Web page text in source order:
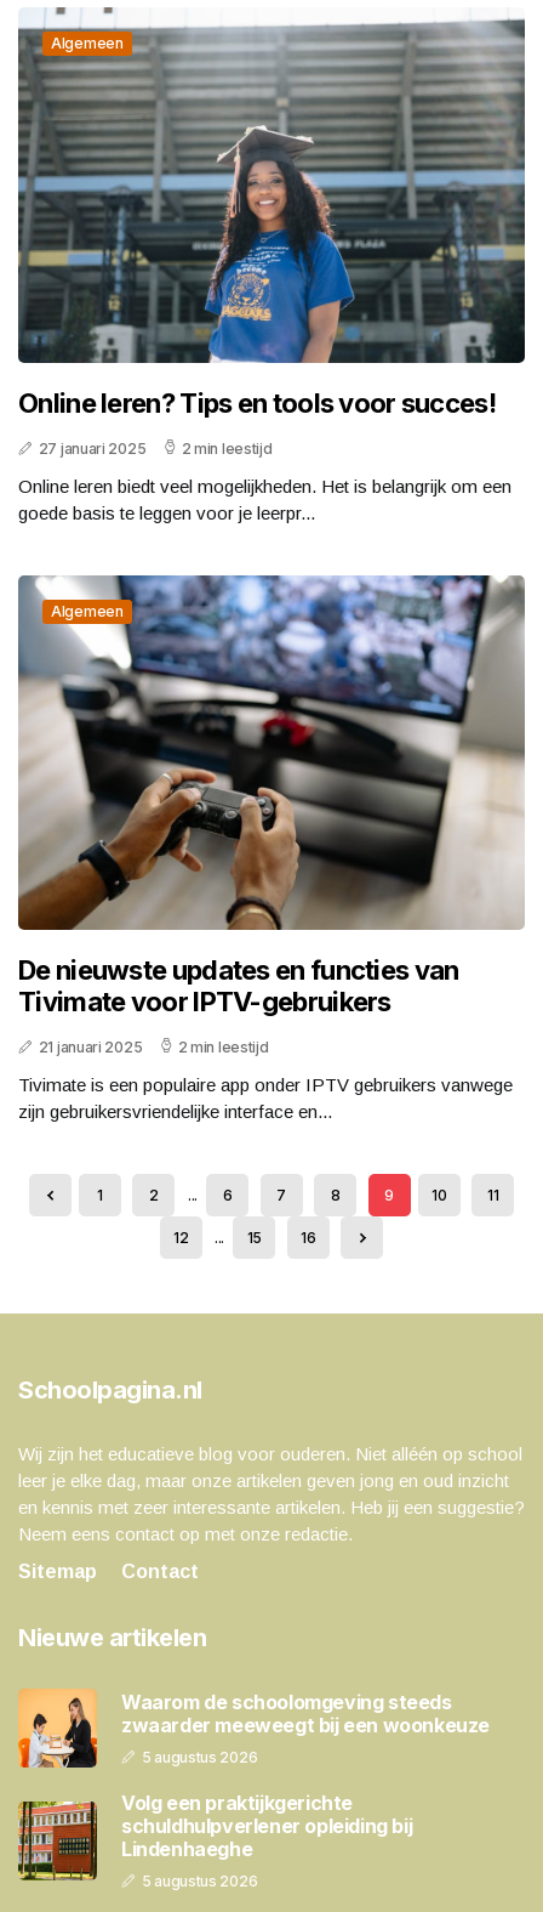
Algemeen
Online leren? Tips en tools voor succes!
27 januari 2025 2 min leestijd
Online leren biedt veel mogelijkheden. Het is belangrijk om een
goede basis te leggen voor je leerpr...
Algemeen
De nieuwste updates en functies van
Tivimate voor IPTV-gebruikers
21 januari 2025 2 min leestijd
Tivimate is een populaire app onder IPTV gebruikers vanwege
zijn gebruikersvriendelijke interface en...
1 2 ... 6 7 8 9 10 11
12 ... 15 16
Schoolpagina.nl
Wij zijn het educatieve blog voor ouderen. Niet alléén op school
leer je elke dag, maar onze artikelen geven jong en oud inzicht
en kennis met zeer interessante artikelen. Heb jij een suggestie?
Neem eens contact op met onze redactie.
Sitemap
Contact
Nieuwe artikelen
Waarom de schoolomgeving steeds
zwaarder meeweegt bij een woonkeuze
5 augustus 2026
Volg een praktijkgerichte
schuldhulpverlener opleiding bij
Lindenhaeghe
5 augustus 2026